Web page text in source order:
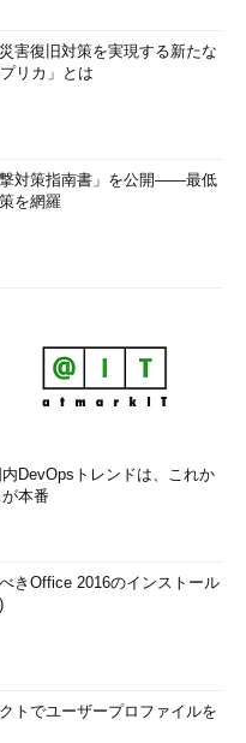
害復旧対策を実現する新たな
リカ」とは
対策指南書」を公開――最低
を網羅
内DevOpsトレンドは、これか
が本番
きOffice 2016のインストール
トでユーザープロファイルを